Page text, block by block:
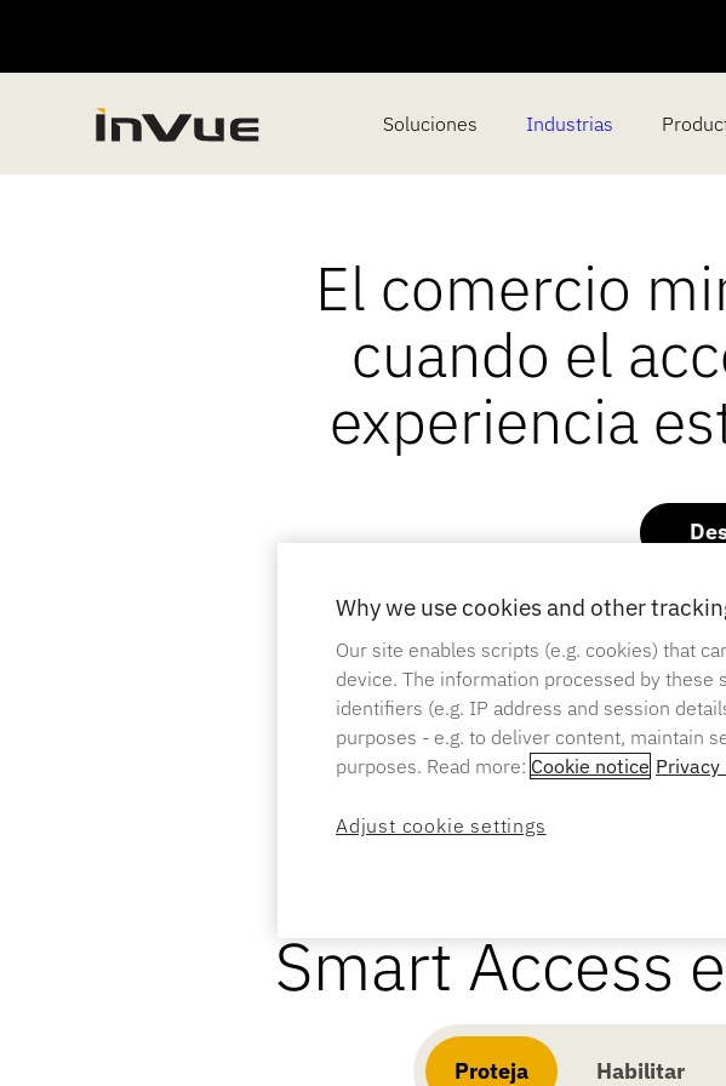
Soluciones Industrias
El comercio
cuando el
experiencia
Smart Access
Proteja Habilitar
Why we use cookies and other
Our site enables scripts (e.g. cookies) that
device. The information processed by
identifiers (e.g. IP address and session
purposes - e.g. to deliver content, maintain
purposes. Read more: Cookie notice Privacy
Adjust cookie settings